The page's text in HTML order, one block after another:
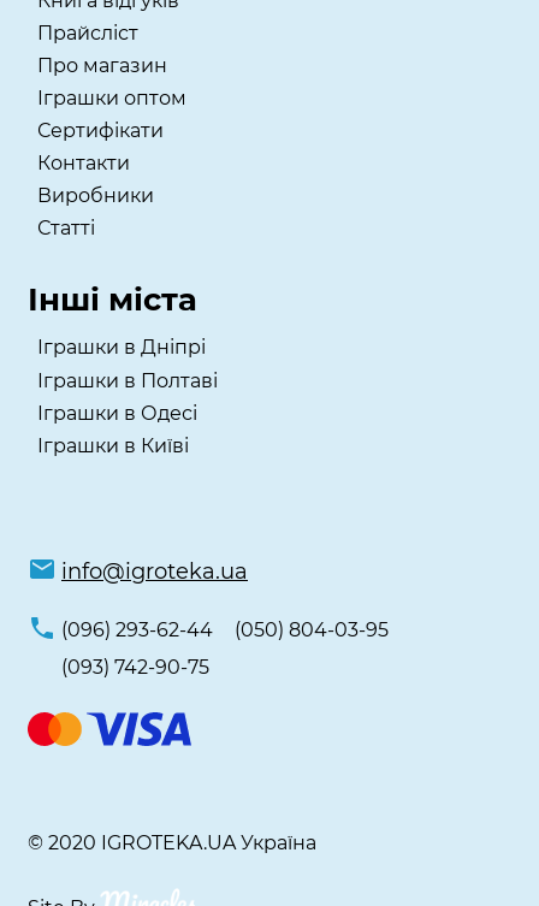
Прайсліст
Про магазин
Іграшки оптом
Сертифікати
Контакти
Виробники
Статті
Інші міста
Іграшки в Дніпрі
Іграшки в Полтаві
Іграшки в Одесі
Іграшки в Київі
info@igroteka.ua
(096) 293-62-44
(050) 804-03-95
(093) 742-90-75
© 2020 IGROTEKA.UA Україна